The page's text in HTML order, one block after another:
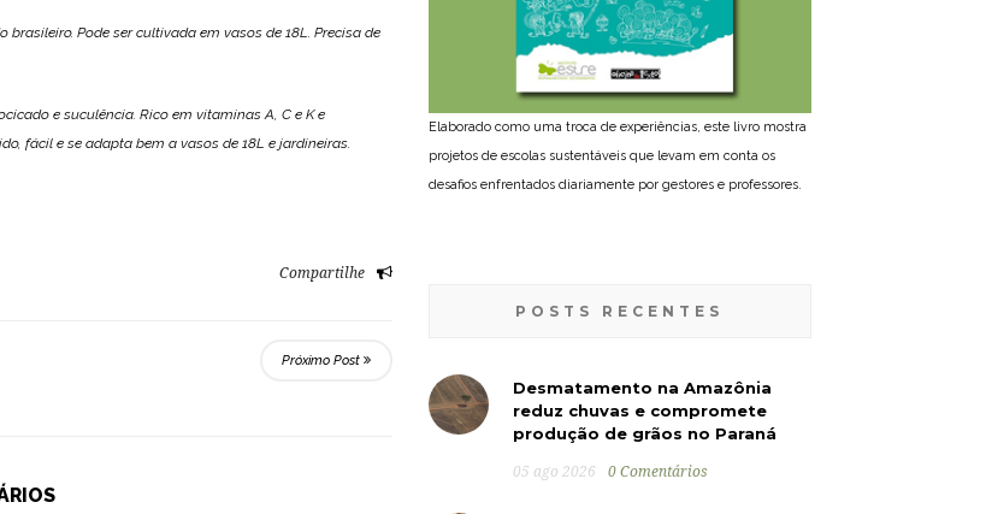
Pode ser cultivada em vasos de 18L. Precisa de
e suculência. Rico em vitaminas A, C e K e
fácil e se adapta bem a vasos de 18L e jardineiras.
Compartilhe
Próximo Post
Elaborado como uma troca de experiências, este livro mostra
projetos de escolas sustentáveis que levam em conta os
desafios enfrentados diariamente por gestores e professores.
POSTS RECENTES
Desmatamento na Amazônia
reduz chuvas e compromete
produção de grãos no Paraná
05 ago 2026 0 Comentários